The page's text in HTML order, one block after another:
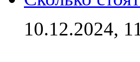
10.12.2024,